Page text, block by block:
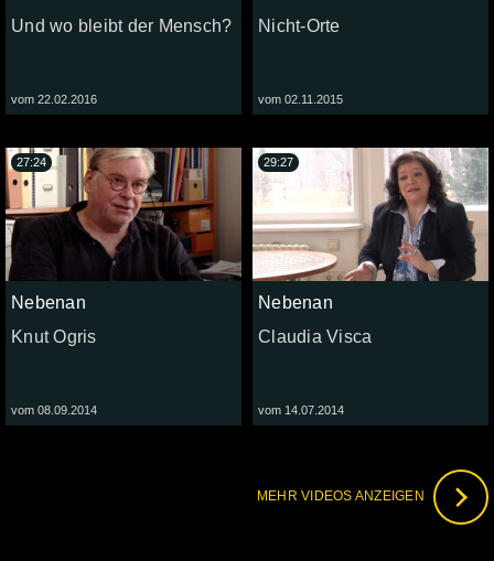
Und wo bleibt der Mensch?
vom 22.02.2016
Nicht-Orte
vom 02.11.2015
Nebenan
Knut Ogris
vom 08.09.2014
27:24
Nebenan
Claudia Visca
vom 14.07.2014
29:27
MEHR VIDEOS ANZEIGEN